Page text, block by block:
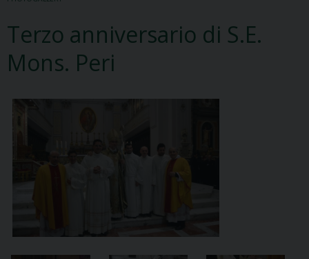
Terzo anniversario di S.E.
Mons. Peri